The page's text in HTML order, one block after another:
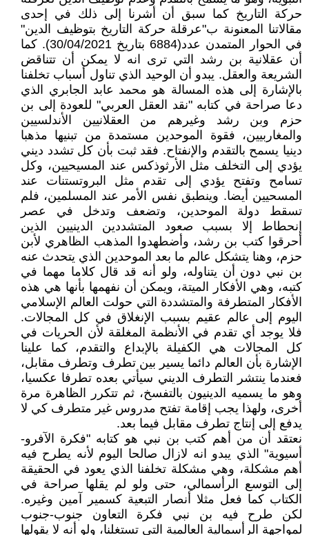
حركة التاريخ كما سبق أن أشرنا إلى ذلك في إحدى
مقالاتنا المعنونة ب"عرقلة حركة التاريخ بتوظيف الدين"
في الحوار المتمدن عدد(6884 بتاريخ 30/04/2021). كما
أن عقلانية بن رشد التي ترى انه لا يمكن أن تتناقض
الشريعة والعقل. يبدو أن الوحيد الذي تناول أسباب تخلفنا
بالإشارة إلى هذه المسالة هو محمد عابد الجابري الذي
دعا صراحة في كتابه "نقد العقل العربي" للعودة إلى بن
حزم وبن رشد وغيرهم من العقلانيين الأندلسيين
والمغاربيين، فقوة الموحدين مستمدة من تبنيها مذهبا
دينيا يسمح بالتقدم والإنفتاح. فقد ثبت بأن كل تشدد ديني
يؤدي إلى التخلف مثل الأرثوذكس عند المسيحيين، وكل
تسامح وتفتح يؤدي إلى تقدم مثل البروتستنات عند
المسحيين أيضا. وينطبق نفس الأمر عند المسلمين، فلم
تسقط دولة الموحدين، وتضعف وتدخل في عصر
إنحطاط إلا بسبب صعود المتشددين الدينيين الذين
أحرقوا كتب بن رشد، وأضطهدوا المذهب الظاهري لأبن
حزم، وهنا يتشكل عالم ما بعد الموحدين الذي يتحدث عنه
بن نبي دون أن يتناوله، ولو أنه قد قال كلاما مهما في
كتبه، وهي الأفكار الميتة، ويمكن أن نفهمها بأنها هي هذه
الأفكار المتطرفة والمتشددة التي حولت العالم الإسلامي
اليوم إلى عالم عقيم بسبب الإنغلاق في كل المجالات.
فلا يوجد أي تقدم في الأنظمة المغلقة لأن الحريات في
كل المجالات هي الكفيلة بالإبداع والتقدم، كما علينا
الإشارة بأن العالم دائما يسير بين تطرف وتطرف مقابل،
فعندما ينتشر التطرف الديني سيأتي بعده تطرفا عكسيا،
وهو ما يسميه الدينيون بالتفسخ، ثم تتكرر الظاهرة مرة
أخرى، ولهذا يجب إقامة تفتح مدروس غير متطرف كي لا
يدفع إلى إنتاج تطرف مقابل فيما بعد.
نعتقد أن من أهم كتب بن نبي هو كتابه "فكرة الآفرو-
أسيوية" الذي يبدو انه لازال صالحا اليوم لأنه يطرح فيه
أهم مشكلة، وهي مشكلة تخلفنا الذي يعود في الحقيقة
إلى التوسع الرأسمالي، حتى ولو لم يقلها صراحة في
الكتاب كما فعل مثلا أنصار التبعية كسمير آمين وغيره.
لكن طرح فيه بن نبي فكرة التعاون جنوب-جنوب
لمواجهة الرأسمالية العالمية التي تستغلنا، ولو أنه لا يقولها